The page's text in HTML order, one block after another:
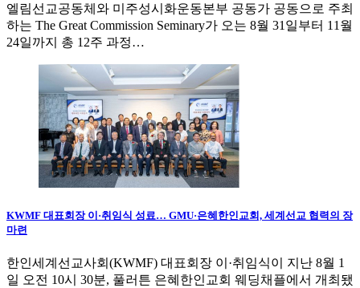
엘림선교공동체와 미주성시화운동본부 공동가 공동으로 주최
하는 The Great Commission Seminary가 오는 8월 31일부터 11월
24일까지 총 12주 과정…
KWMF 대표회장 이·취임식 성료… GMU·은혜한인교회, 세계선교 협력의 장
마련
한인세계선교사회(KWMF) 대표회장 이·취임식이 지난 8월 1
일 오전 10시 30분, 풀러튼 은혜한인교회 웨딩채플에서 개최됐